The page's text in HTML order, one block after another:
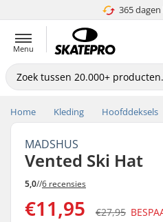
365 4.8
Menu
Home Kleding Hoofddeksels
MADSHUS
Vented Ski Hat
5,0//6 recensies
€11,95 €27,95